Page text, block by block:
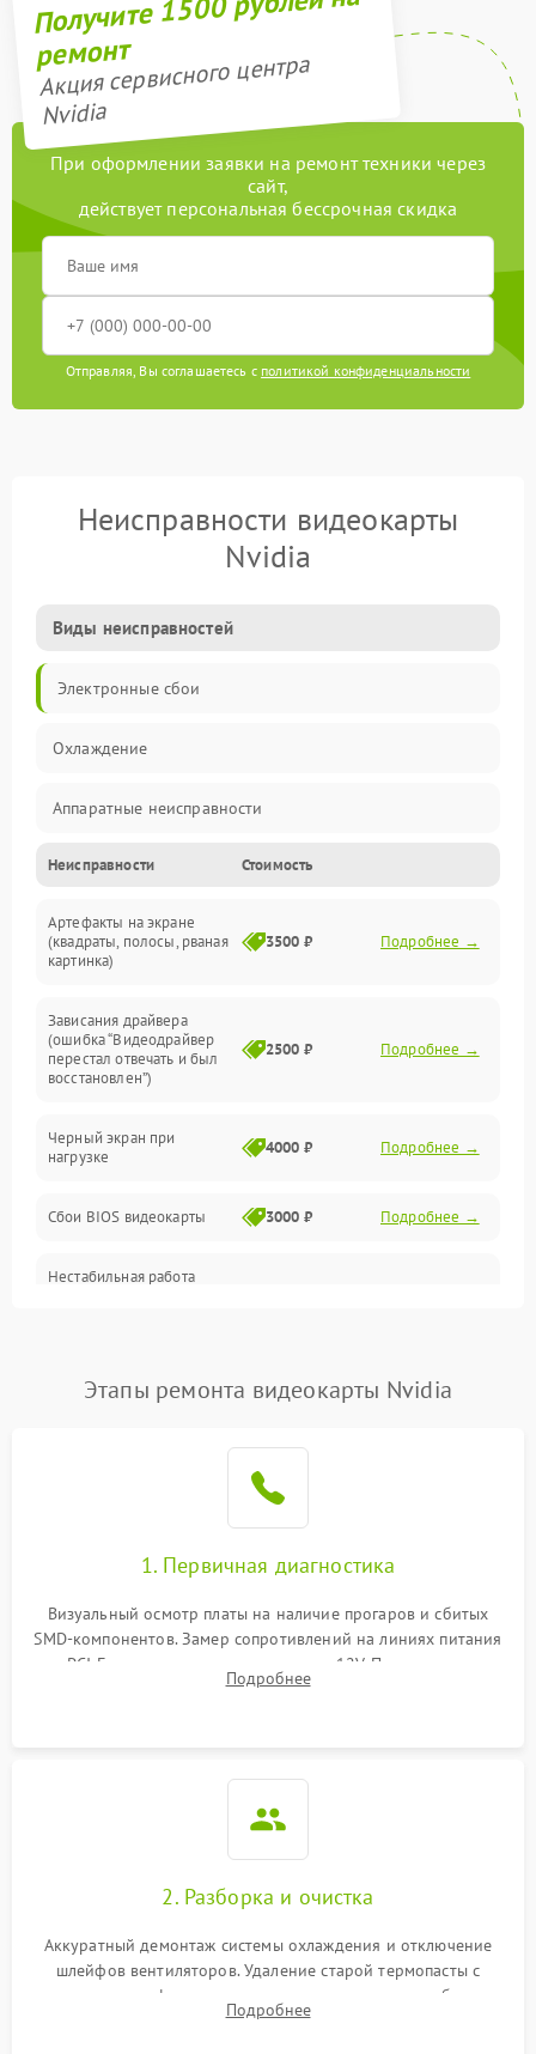
ремонт
Акция сервисного центра
Nvidia
При оформлении заявки на ремонт техники через
сайт,
действует персональная бессрочная скидка
Отправляя, Вы соглашаетесь с политикой конфиденциальности
Неисправности видеокарты
Nvidia
Виды неисправностей
Электронные сбои
Охлаждение
Аппаратные неисправности
Перегрев и термопроблемы
Видео
Интерфейсные и коммуникационные проблемы
Электропитание
ПО
Электронные компоненты
Общие поломки
Механические повреждения
Неисправности Стоимость
Артефакты на экране
(квадраты, полосы, рваная
картинка)
3500 ₽ Подробнее →
Зависания драйвера
(ошибка “Видеодрайвер
перестал отвечать и был
восстановлен”)
2500 ₽ Подробнее →
Черный экран при
нагрузке
4000 ₽ Подробнее →
Сбои BIOS видеокарты 3000 ₽ Подробнее →
Нестабильная работа
Этапы ремонта видеокарты Nvidia
1. Первичная диагностика
Визуальный осмотр платы на наличие прогаров и сбитых
SMD-компонентов. Замер сопротивлений на линиях питания
PCI-E и дополнительных разъемах 12V. Проверка на
короткое замыкание основных дросселей питания GPU и
Подробнее
2. Разборка и очистка
Аккуратный демонтаж системы охлаждения и отключение
шлейфов вентиляторов. Удаление старой термопасты с
кристалла графического чипа и термопрокладок с банок
памяти и зоны VRM. Очистка платы от пыли и окислов.
Подробнее